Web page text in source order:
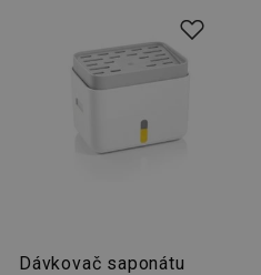
Dávkovač saponátu